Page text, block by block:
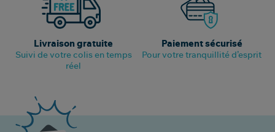
Livraison gratuite
Suivi de votre colis en temps
réel
Paiement sécurisé
Pour votre tranquillité d’esprit